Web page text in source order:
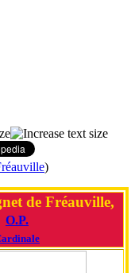
)
de Fréauville,
O.P.